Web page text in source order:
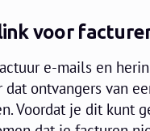
voor
e-mails en
dat ontvangers van
Voordat je dit kunt